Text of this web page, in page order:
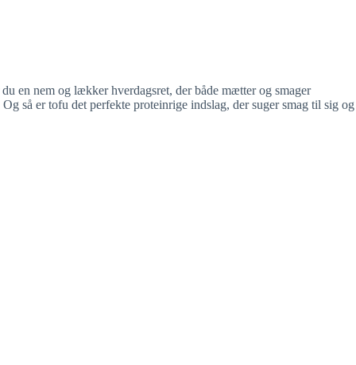
en nem og lækker hverdagsret, der både mætter og smager
så er tofu det perfekte proteinrige indslag, der suger smag til sig og